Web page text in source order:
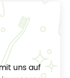
uns auf